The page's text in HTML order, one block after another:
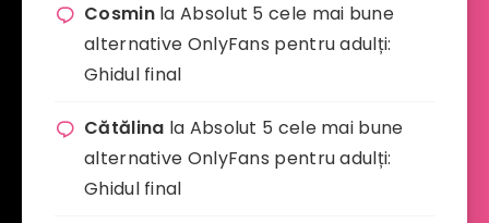
CosminlaAbsolut 5 cele mai bune
alternative OnlyFans pentru adulți:
Ghidul final
Cătălina la Absolut 5 cele mai bune
alternative OnlyFans pentru adulți:
Ghidul final